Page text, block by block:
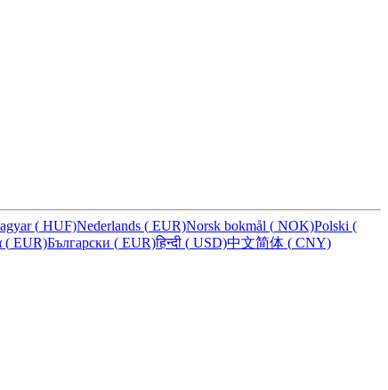
( HUF)Nederlands ( EUR)Norsk bokmål ( NOK)Polski (
( EUR)Български ( EUR)हिन्दी ( USD)中文简体 ( CNY)